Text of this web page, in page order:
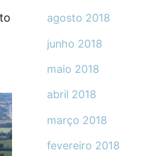
agosto 2018
junho 2018
maio 2018
abril 2018
março 2018
fevereiro 2018